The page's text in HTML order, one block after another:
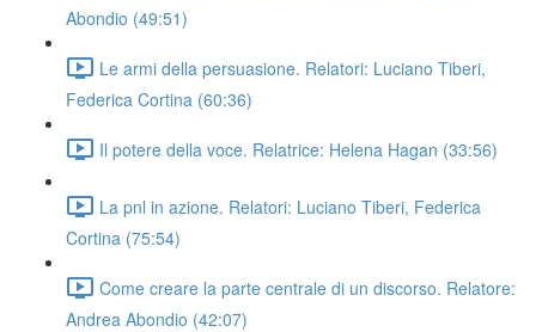
Abondio (49:51)
Le armi della persuasione. Relatori: Luciano Tiberi,
Federica Cortina (60:36)
Il potere della voce. Relatrice: Helena Hagan (33:56)
La pnl in azione. Relatori: Luciano Tiberi, Federica
Cortina (75:54)
Come creare la parte centrale di un discorso. Relatore:
Andrea Abondio (42:07)